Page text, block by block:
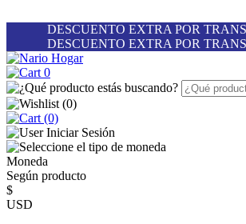
DESCUENTO EXTRA POR
DESCUENTO EXTRA POR
0
(0)
(0)
Iniciar Sesión
Moneda
Según producto
$
USD